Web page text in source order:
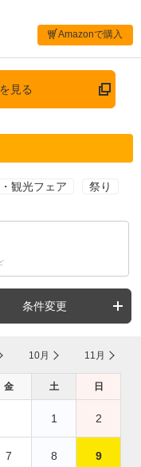
Amazonで購入
見る
観光フェア 祭り
条件変更
10月 11月
金 土 日
1 2
7 8 9